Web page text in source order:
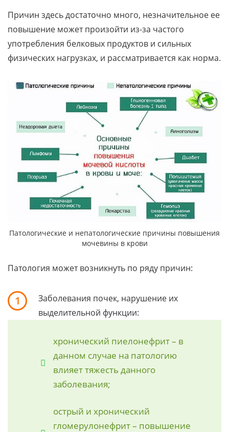
Причин здесь достаточно много, незначительное ее
повышение может произойти из-за частого
употребления белковых продуктов и сильных
физических нагрузках, и рассматривается как норма.
Патологические и непатологические причины повышения
мочевины в крови
Патология может возникнуть по ряду причин:
1
Заболевания почек, нарушение их
выделительной функции:
хронический пиелонефрит – в
данном случае на патологию
влияет тяжесть данного
заболевания;
острый и хронический
гломерулонефрит – повышение